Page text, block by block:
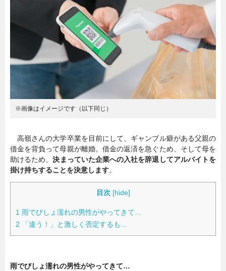
連載一覧
※画像はイメージです（以下同じ）
高嶺さんの大学卒業を目前にして、ギャンブル癖がある父親の
借金を背負って母親が離婚。借金の返済を急ぐため、そして母を
助けるため、決まっていた企業への入社を辞退してアルバイトを
掛け持ちすることを決意します。
目次 [hide]
1 雨でびしょ濡れの男性がやってきて…
2 「違う！」と激しく否定するも…
雨でびしょ濡れの男性がやってきて…